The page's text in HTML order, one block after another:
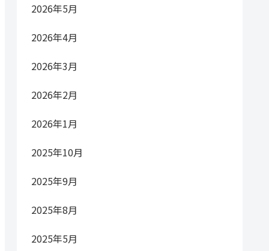
2026年5月
2026年4月
2026年3月
2026年2月
2026年1月
2025年10月
2025年9月
2025年8月
2025年5月